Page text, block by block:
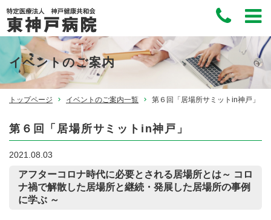
イベントのご案内
トップページ イベントのご案内一覧 第６回「居場所サミットin神戸」
第６回「居場所サミットin神戸」
2021.08.03
アフターコロナ時代に必要とされる居場所とは～ コロ
ナ禍で解散した居場所と継続・発展した居場所の事例
に学ぶ ～